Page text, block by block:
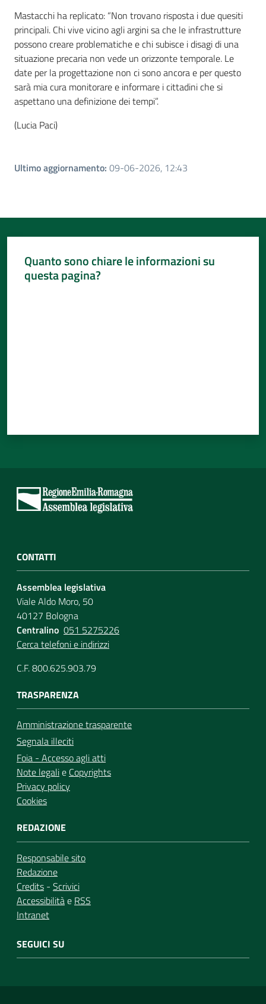
Mastacchi ha replicato: “Non trovano risposta i due quesiti
principali. Chi vive vicino agli argini sa che le infrastrutture
possono creare problematiche e chi subisce i disagi di una
situazione precaria non vede un orizzonte temporale. Le
date per la progettazione non ci sono ancora e per questo
sarà mia cura monitorare e informare i cittadini che si
aspettano una definizione dei tempi”.
(Lucia Paci)
Ultimo aggiornamento: 09-06-2026, 12:43
Quanto sono chiare le informazioni su
questa pagina?
CONTATTI
Assemblea legislativa
Viale Aldo Moro, 50
40127 Bologna
Centralino 051 5275226
Cerca telefoni e indirizzi
C.F. 800.625.903.79
TRASPARENZA
Amministrazione trasparente
Segnala illeciti
Foia - Accesso agli atti
Note legalie Copyrights
Privacy policy
Cookies
REDAZIONE
Responsabile sito
Redazione
Credits - Scrivici
Accessibilitàe RSS
Intranet
SEGUICI SU